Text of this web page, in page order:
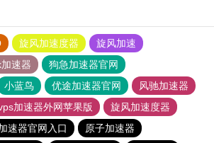
旋风加速度器
旋风加速
速器
狗急加速器官网
小蓝鸟 优途加速器官网
风驰加速器
加速器外网苹果版
旋风加速度器
速器官网入口
原子加速器